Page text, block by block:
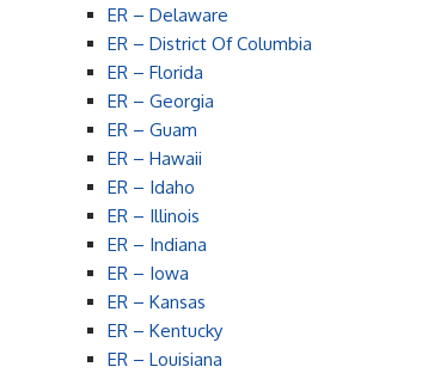
ER – Delaware
ER – District Of Columbia
ER – Florida
ER – Georgia
ER – Guam
ER – Hawaii
ER – Idaho
ER – Illinois
ER – Indiana
ER – Iowa
ER – Kansas
ER – Kentucky
ER – Louisiana